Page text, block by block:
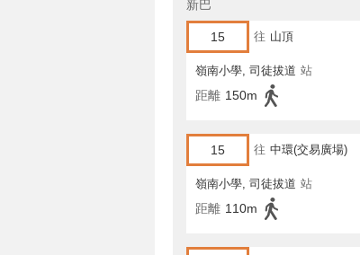
新巴
15 往 山頂
嶺南小學, 司徒拔道 站
距離 150m
15 往 中環(交易廣場)
嶺南小學, 司徒拔道 站
距離 110m